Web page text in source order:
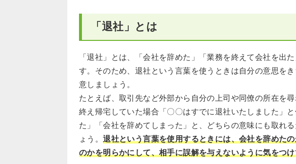
「退社」とは
「退社」とは、「会社を辞めた」「業務を終えて会社を出
す。そのため、退社という言葉を使うときは自分の意思を
意しましょう。
たとえば、取引先など外部から自分の上司や同僚の所在を
終え帰宅していた場合「〇〇はすでに退社いたしました」
た」「会社を辞めてしまった」と、どちらの意味にも取れ
ょう。退社という言葉を使用するときには、会社を辞めた
のかを明らかにして、相手に誤解を与えないように気をつ